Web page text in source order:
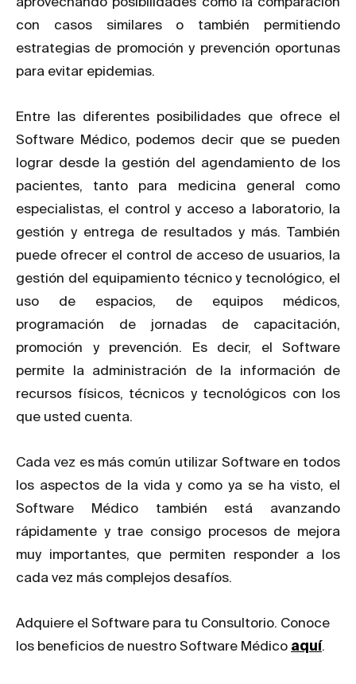
con casos similares o también permitiendo
estrategias de promoción y prevención oportunas
para evitar epidemias.
Entre las diferentes posibilidades que ofrece el
Software Médico, podemos decir que se pueden
lograr desde la gestión del agendamiento de los
pacientes, tanto para medicina general como
especialistas, el control y acceso a laboratorio, la
gestión y entrega de resultados y más. También
puede ofrecer el control de acceso de usuarios, la
gestión del equipamiento técnico y tecnológico, el
uso de espacios, de equipos médicos,
programación de jornadas de capacitación,
promoción y prevención. Es decir, el Software
permite la administración de la información de
recursos físicos, técnicos y tecnológicos con los
que usted cuenta.
Cada vez es más común utilizar Software en todos
los aspectos de la vida y como ya se ha visto, el
Software Médico también está avanzando
rápidamente y trae consigo procesos de mejora
muy importantes, que permiten responder a los
cada vez más complejos desafíos.
Adquiere el Software para tu Consultorio. Conoce
los beneficios de nuestro Software Médico aquí.